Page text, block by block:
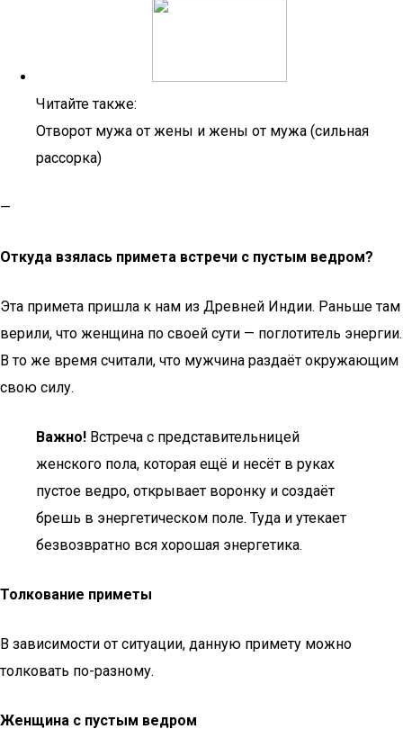
Читайте также:
Отворот мужа от жены и жены от мужа (сильная
рассорка)
—
Откуда взялась примета встречи с пустым ведром?
Эта примета пришла к нам из Древней Индии. Раньше там
верили, что женщина по своей сути — поглотитель энергии.
В то же время считали, что мужчина раздаёт окружающим
свою силу.
Важно! Встреча с представительницей
женского пола, которая ещё и несёт в руках
пустое ведро, открывает воронку и создаёт
брешь в энергетическом поле. Туда и утекает
безвозвратно вся хорошая энергетика.
Толкование приметы
В зависимости от ситуации, данную примету можно
толковать по-разному.
Женщина с пустым ведром